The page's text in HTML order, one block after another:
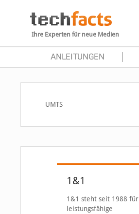
Ihre Experten für neue Medien
ANLEITUNGEN
UMTS
1&1
1&1 steht seit 1988 für
leistungsfähige